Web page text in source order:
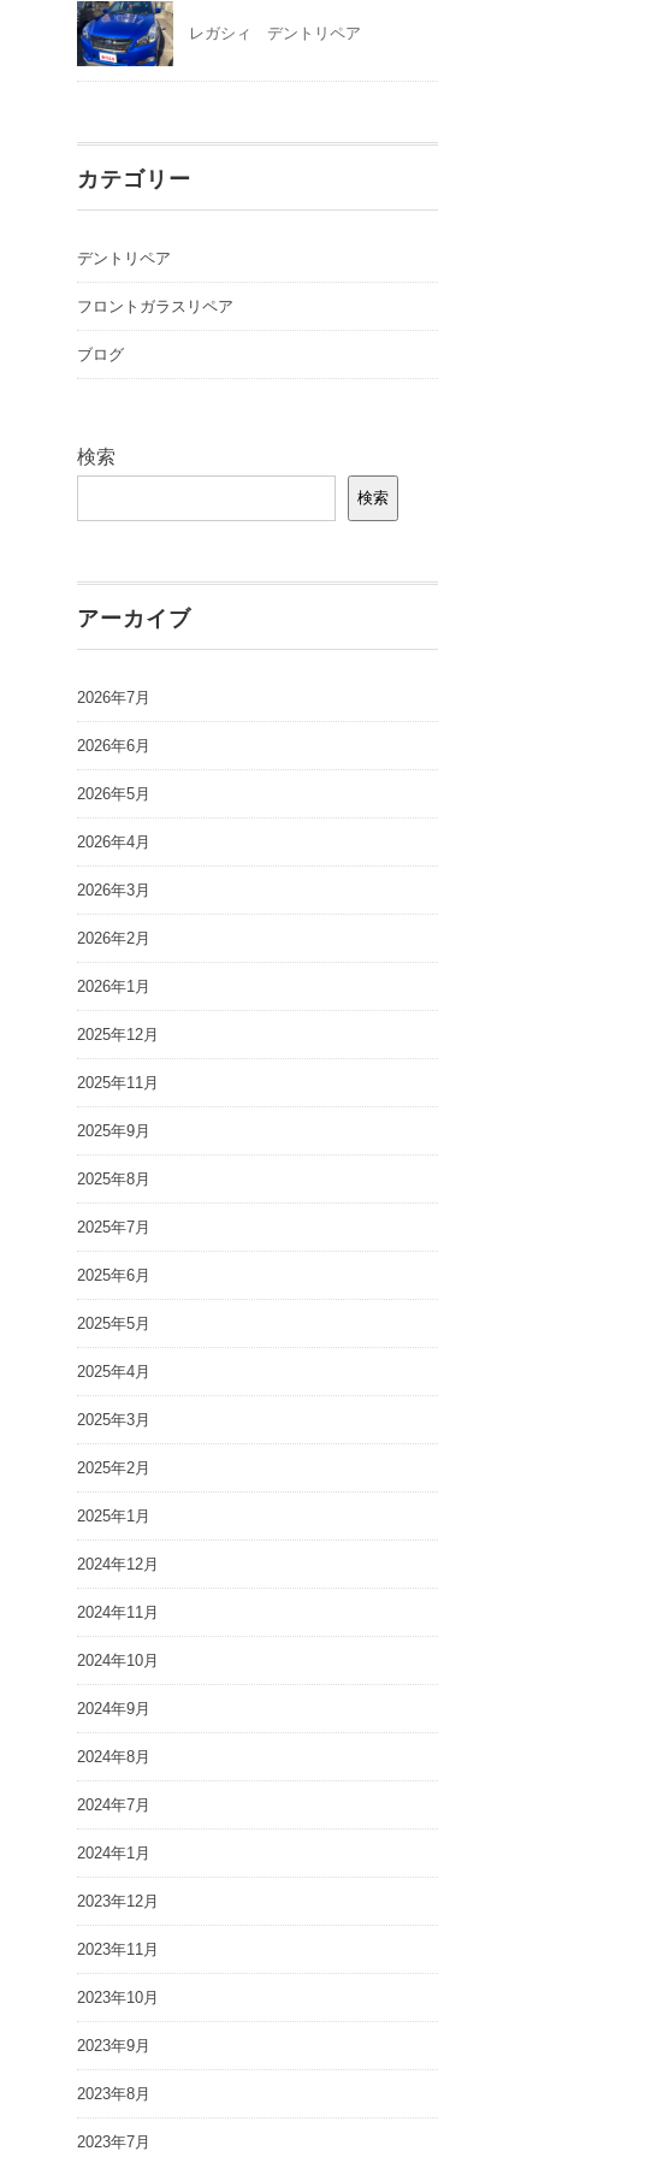
レガシィ デントリペア
カテゴリー
デントリペア
フロントガラスリペア
ブログ
検索
検索
アーカイブ
2026年7月
2026年6月
2026年5月
2026年4月
2026年3月
2026年2月
2026年1月
2025年12月
2025年11月
2025年9月
2025年8月
2025年7月
2025年6月
2025年5月
2025年4月
2025年3月
2025年2月
2025年1月
2024年12月
2024年11月
2024年10月
2024年9月
2024年8月
2024年7月
2024年1月
2023年12月
2023年11月
2023年10月
2023年9月
2023年8月
2023年7月